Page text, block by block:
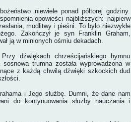
niewiele ponad półtorej godziny.
opowieści najbliższych: najpierw
modlitwy i pieśni. To było niezwykłe
Zakończył je syn Franklin Graham,
ją w minionych ośmiu dekadach.
dźwiękach chrześcijańskiego hymnu
trumna została wyprowadzona w
z każdą chwilą dźwięki szkockich dud
i Jego służbę. Dumni, że dane nam
do kontynuowania służby nauczania i